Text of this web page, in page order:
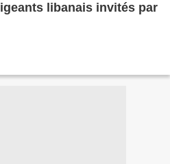
libanais invités par